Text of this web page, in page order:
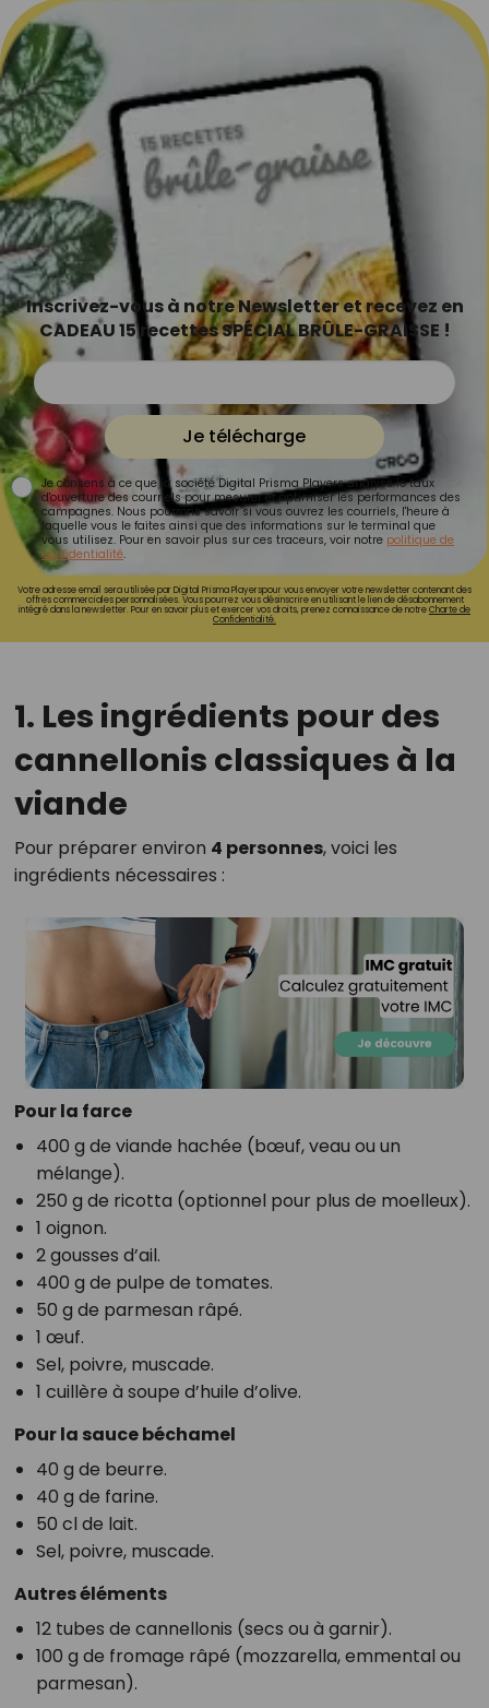
Inscrivez-vous à notre Newsletter et recevez en
CADEAU 15 recettes SPÉCIAL BRÛLE-GRAISSE !
Je télécharge
Je consens à ce que la société Digital Prisma Players analyse le taux
d'ouverture des courriels pour mesurer et optimiser les performances des
campagnes. Nous pourrons savoir si vous ouvrez les courriels, l'heure à
laquelle vous le faites ainsi que des informations sur le terminal que
vous utilisez. Pour en savoir plus sur ces traceurs, voir notre politique de
confidentialité.
Votre adresse email sera utilisée par Digital Prisma Playerspour vous envoyer votre newsletter contenant des
offres commerciales personnalisées. Vous pourrez vous désinscrire en utilisant le lien de désabonnement
intégré dans la newsletter. Pour en savoir plus et exercer vos droits, prenez connaissance de notreCharte de
Confidentialité.
1. Les ingrédients pour des
cannellonis classiques à la
viande
Pour préparer environ 4 personnes, voici les
ingrédients nécessaires :
Pour la farce
400 g de viande hachée (bœuf, veau ou un
mélange).
250 g de ricotta (optionnel pour plus de moelleux).
1 oignon.
2 gousses d’ail.
400 g de pulpe de tomates.
50 g de parmesan râpé.
1 œuf.
Sel, poivre, muscade.
1 cuillère à soupe d’huile d’olive.
Pour la sauce béchamel
40 g de beurre.
40 g de farine.
50 cl de lait.
Sel, poivre, muscade.
Autres éléments
12 tubes de cannellonis (secs ou à garnir).
100 g de fromage râpé (mozzarella, emmental ou
parmesan).